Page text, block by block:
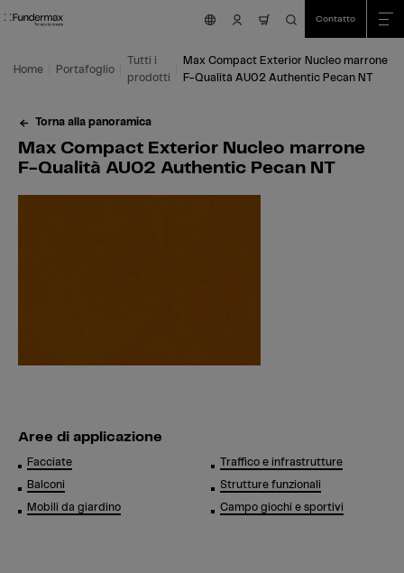
Vai al contenuto principale
Vai all'indice
Vai al menu principale
nav.cart.item.count
Contatto
Home Portafoglio
Tutti i
prodotti
Max Compact Exterior Nucleo marrone
F-Qualità AU02 Authentic Pecan NT
Torna alla panoramica
Max Compact Exterior Nucleo marrone
F-Qualità AU02 Authentic Pecan NT
Aree di applicazione
Facciate
Balconi
Mobili da giardino
Traffico e infrastrutture
Strutture funzionali
Campo giochi e sportivi